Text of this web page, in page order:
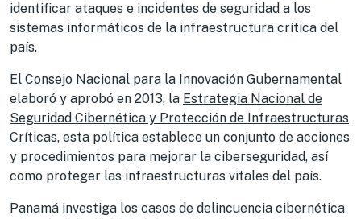
identificar ataques e incidentes de seguridad a los
sistemas informáticos de la infraestructura crítica del
país.
El Consejo Nacional para la Innovación Gubernamental
elaboró y aprobó en 2013, la Estrategia Nacional de
Seguridad Cibernética y Protección de Infraestructuras
Críticas, esta política establece un conjunto de acciones
y procedimientos para mejorar la ciberseguridad, así
como proteger las infraestructuras vitales del país.
Panamá investiga los casos de delincuencia cibernética